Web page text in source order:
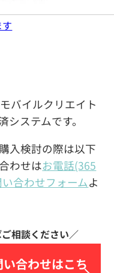
バイルクリエイト
システムです。
入検討の際は以下
わせはお電話(365
い合わせフォームよ
合わせはこち